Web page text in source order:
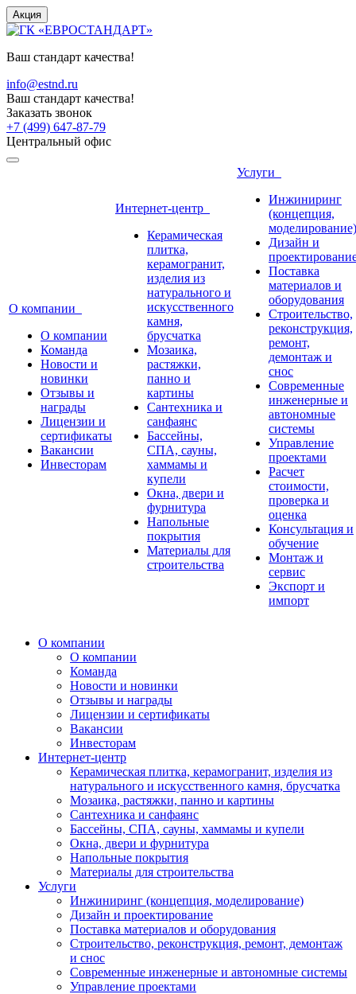
Акция
Ваш стандарт качества!
info@estnd.ru
Ваш стандарт качества!
Заказать звонок
+7 (499) 647-87-79
Центральный офис
О компании
О компании
Команда
Новости и
новинки
Отзывы и
награды
Лицензии и
сертификаты
Вакансии
Инвесторам
Интернет-центр
Керамическая
плитка,
керамогранит,
изделия из
натурального и
искусственного
камня,
брусчатка
Мозаика,
растяжки,
панно и
картины
Сантехника и
санфаянс
Бассейны,
СПА, сауны,
хаммамы и
купели
Окна, двери и
фурнитура
Напольные
покрытия
Материалы для
строительства
Услуги
Инжиниринг
(концепция,
моделирование)
Дизайн и
Поставка
материалов и
оборудования
Строительство,
реконструкция,
ремонт,
демонтаж и
снос
Современные
инженерные и
автономные
системы
Управление
проектами
Расчет
стоимости,
проверка и
оценка
Консультация и
обучение
Монтаж и
сервис
Экспорт и
импорт
О компании
О компании
Команда
Новости и новинки
Отзывы и награды
Лицензии и сертификаты
Вакансии
Инвесторам
Интернет-центр
Керамическая плитка, керамогранит, изделия из
натурального и искусственного камня, брусчатка
Мозаика, растяжки, панно и картины
Сантехника и санфаянс
Бассейны, СПА, сауны, хаммамы и купели
Окна, двери и фурнитура
Напольные покрытия
Материалы для строительства
Услуги
Инжиниринг (концепция, моделирование)
Дизайн и проектирование
Поставка материалов и оборудования
Строительство, реконструкция, ремонт, демонтаж
и снос
Современные инженерные и автономные системы
Управление проектами